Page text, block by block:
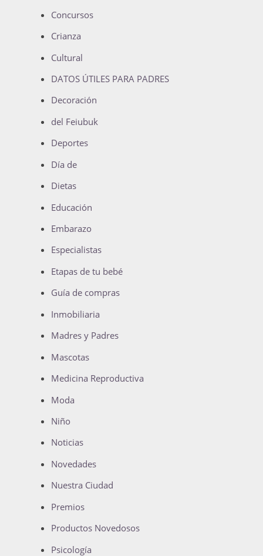
Concursos
Crianza
Cultural
DATOS ÚTILES PARA PADRES
Decoración
del Feiubuk
Deportes
Día de
Dietas
Educación
Embarazo
Especialistas
Etapas de tu bebé
Guía de compras
Inmobiliaria
Madres y Padres
Mascotas
Medicina Reproductiva
Moda
Niño
Noticias
Novedades
Nuestra Ciudad
Premios
Productos Novedosos
Psicología